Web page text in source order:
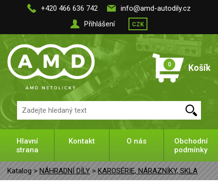
+420 466 636 742
info@amd-autodily.cz
Přihlášení
CZK
0 Košík
Hlavní
strana
Kontakt O nás
Obchodní
podmínky
Katalog > NÁHRADNÍ DÍLY > KAROSÉRIE, NÁRAZNÍKY, SKLA